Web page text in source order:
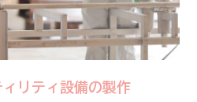
ィリティ設備の製作